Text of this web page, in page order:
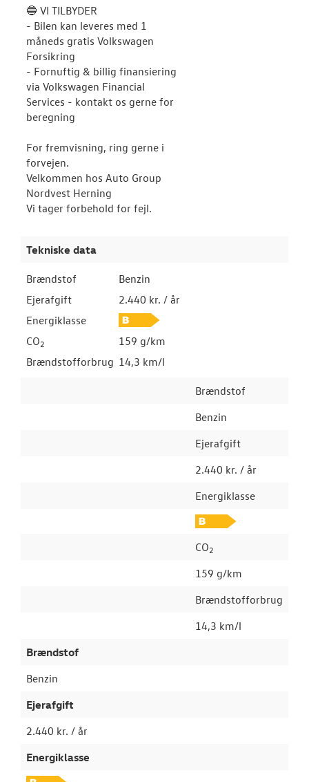
🔵 VI TILBYDER
- Bilen kan leveres med 1
måneds gratis Volkswagen
Forsikring
- Fornuftig & billig finansiering
via Volkswagen Financial
Services - kontakt os gerne for
beregning
For fremvisning, ring gerne i
forvejen.
Velkommen hos Auto Group
Nordvest Herning
Vi tager forbehold for fejl.
Tekniske data
Brændstof
Benzin
Ejerafgift
2.440 kr. / år
Energiklasse
CO2
159 g/km
Brændstofforbrug 14,3 km/l
Brændstof
Benzin
Ejerafgift
2.440 kr. / år
Energiklasse
CO2
159 g/km
Brændstofforbrug
14,3 km/l
Brændstof
Benzin
Ejerafgift
2.440 kr. / år
Energiklasse